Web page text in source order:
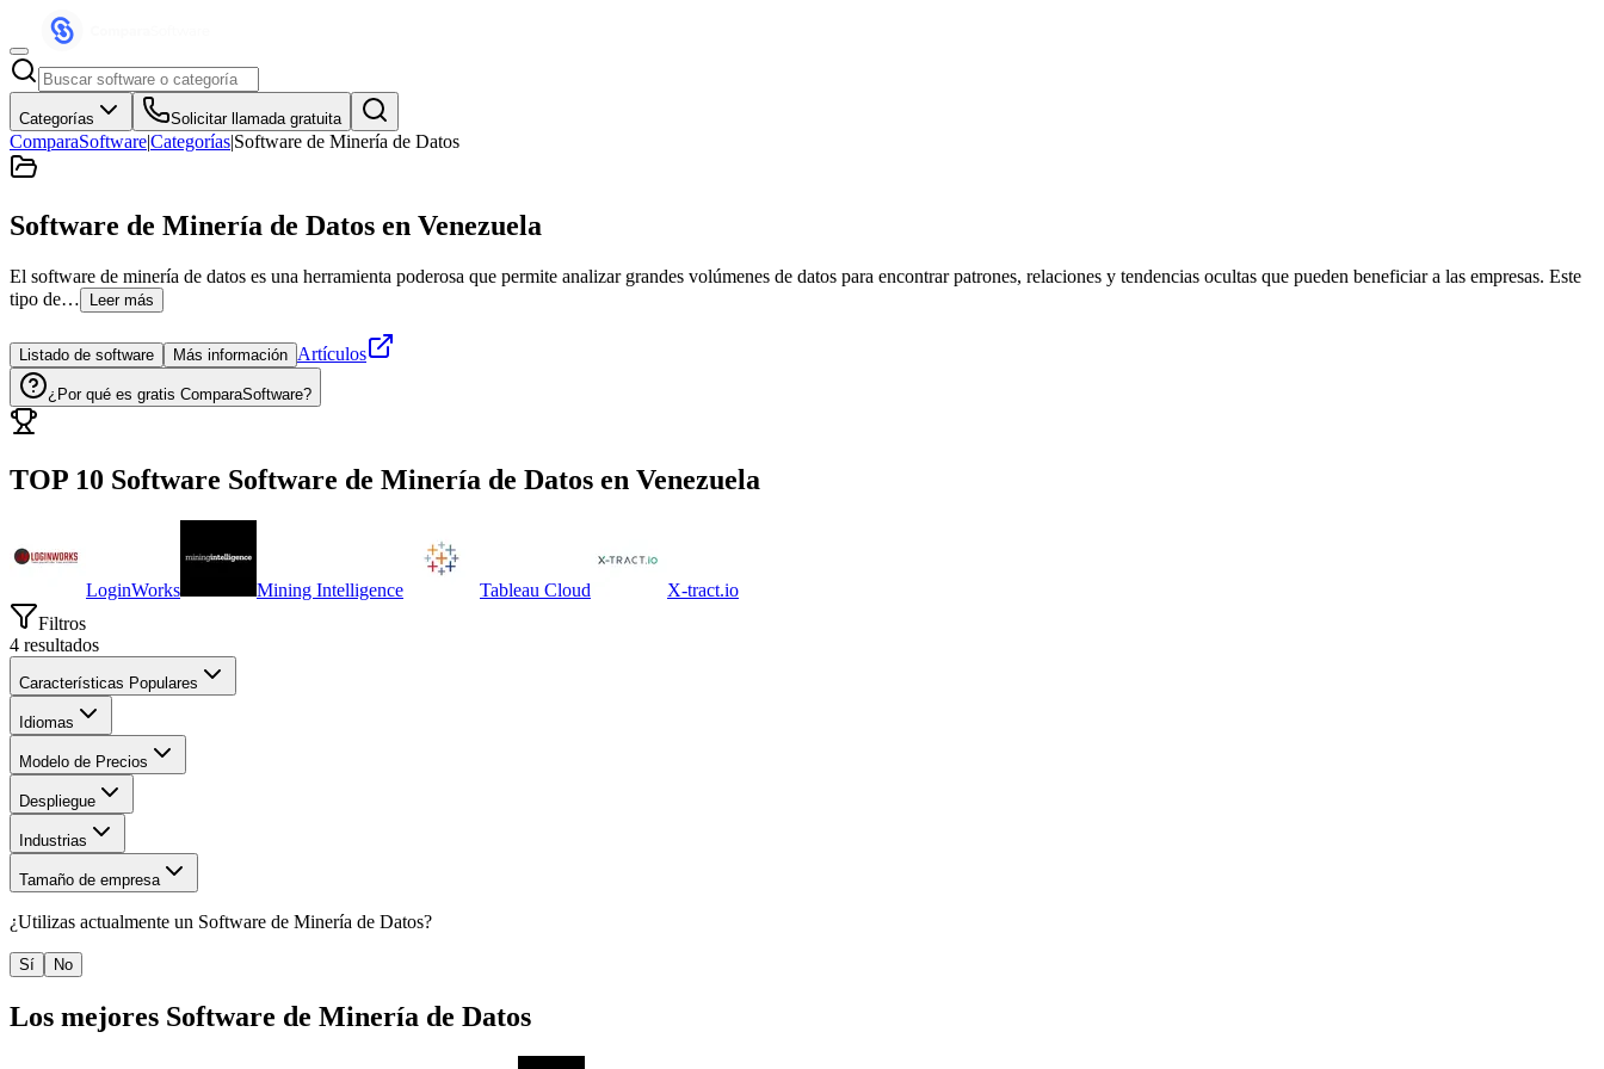
Categorías Solicitar llamada gratuita
ComparaSoftware|Categorías|Software de Minería de Datos
Software de Minería de Datos en Venezuela
El software de minería de datos es una herramienta poderosa que permite analizar grandes volúmenes de datos para encontrar patrones, relaciones y tendencias ocultas que pueden beneficiar a las empresas. Este
tipo de…
Leer más
Listado de software Más información Artículos
¿Por qué es gratis ComparaSoftware?
TOP 10 Software Software de Minería de Datos en Venezuela
LoginWorks Mining Intelligence Tableau Cloud
X-tract.io
Filtros
4 resultados
Características Populares
Idiomas
Modelo de Precios
Despliegue
Industrias
Tamaño de empresa
¿Utilizas actualmente un Software de Minería de Datos?
Sí No
Los mejores Software de Minería de Datos